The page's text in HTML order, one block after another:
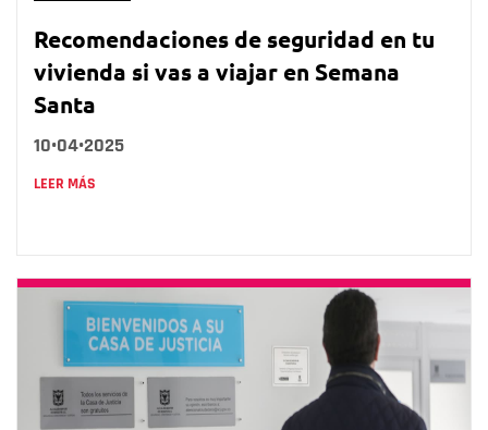
Recomendaciones de seguridad en tu
vivienda si vas a viajar en Semana
Santa
10•04•2025
LEER MÁS